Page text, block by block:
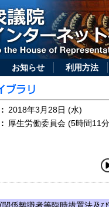
お知らせ 利用方法
： 2018年3月28日 (水)
： 厚生労働委員会 (5時間11